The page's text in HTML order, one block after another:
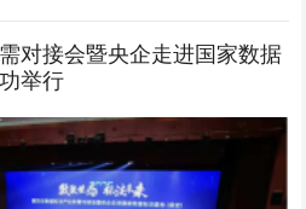
对接会暨央企走进国家数据
举行